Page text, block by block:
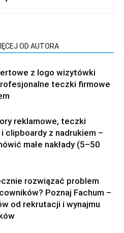
OD AUTORA
z logo wizytówki
teczki firmowe
reklamowe, teczki
clipboardy z nadrukiem –
małe nakłady (5–50
rozwiązać problem
Poznaj Fachum –
od rekrutacji i wynajmu